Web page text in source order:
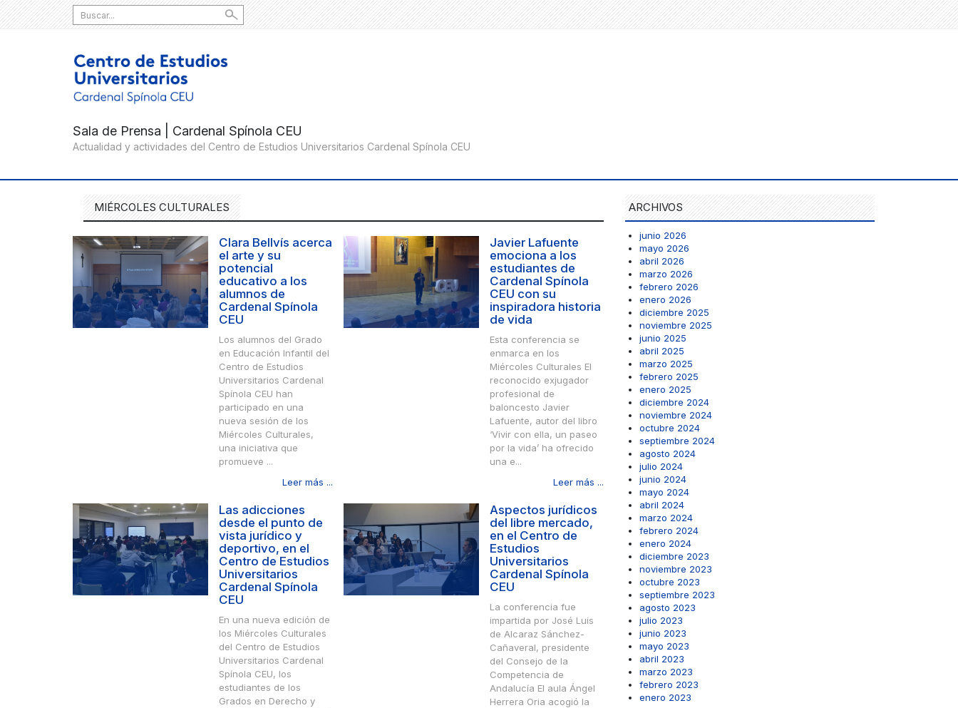
Search
for:
MIÉRCOLES CULTURALES
Clara Bellvís acerca
el arte y su
potencial
educativo a los
alumnos de
Cardenal Spínola
CEU
Los alumnos del Grado
en Educación Infantil del
Centro de Estudios
Universitarios Cardenal
Spínola CEU han
participado en una
nueva sesión de los
Miércoles Culturales,
una iniciativa que
promueve ...
Leer más ...
Javier Lafuente
emociona a los
estudiantes de
Cardenal Spínola
CEU con su
inspiradora historia
de vida
Esta conferencia se
enmarca en los
Miércoles Culturales El
reconocido exjugador
profesional de
baloncesto Javier
Lafuente, autor del libro
‘Vivir con ella, un paseo
por la vida’ ha ofrecido
una e...
Leer más ...
Las adicciones
desde el punto de
vista jurídico y
deportivo, en el
Centro de Estudios
Universitarios
Cardenal Spínola
CEU
En una nueva edición de
los Miércoles Culturales
del Centro de Estudios
Universitarios Cardenal
Spínola CEU, los
estudiantes de los
Grados en Derecho y
Aspectos jurídicos
del libre mercado,
en el Centro de
Estudios
Universitarios
Cardenal Spínola
CEU
La conferencia fue
impartida por José Luis
de Alcaraz Sánchez-
Cañaveral, presidente
del Consejo de la
Competencia de
Andalucía El aula Ángel
Herrera Oria acogió la
ARCHIVOS
junio 2026
mayo 2026
abril 2026
marzo 2026
febrero 2026
enero 2026
diciembre 2025
noviembre 2025
junio 2025
abril 2025
marzo 2025
febrero 2025
enero 2025
diciembre 2024
noviembre 2024
octubre 2024
septiembre 2024
agosto 2024
julio 2024
junio 2024
mayo 2024
abril 2024
marzo 2024
febrero 2024
enero 2024
diciembre 2023
noviembre 2023
octubre 2023
septiembre 2023
agosto 2023
julio 2023
junio 2023
mayo 2023
abril 2023
marzo 2023
febrero 2023
enero 2023